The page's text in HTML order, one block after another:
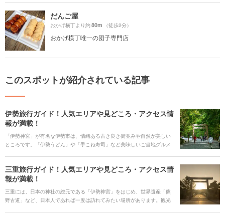
だんご屋
おかげ横丁より約80m （徒歩2分）
おかげ横丁唯一の団子専門店
このスポットが紹介されている記事
伊勢旅行ガイド！人気エリアや見どころ・アクセス情
報が満載！
「伊勢神宮」が有名な伊勢市は、情緒ある古き良き街並みや自然が美しい
ところです。「伊勢うどん」や「手こね寿司」など美味しいご当地グルメ
を旅行する時に役立つ、見どころや観光スポット、ご当地グルメ、アクセ
ス、宿泊施設、イベント、お得なチケットなどを一挙にご紹介します！
三重旅行ガイド！人気エリアや見どころ・アクセス情
報が満載！
三重には、日本の神社の総元である「伊勢神宮」をはじめ、世界遺産「熊
野古道」など、日本人であれば一度は訪れてみたい場所があります。観光